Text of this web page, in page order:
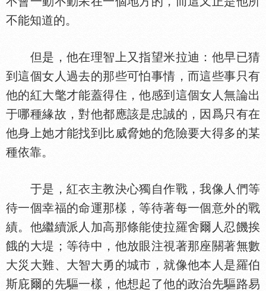
不能知道的。
但是，他在理智上又指望米拉迪：他早已猜
到這個女人過去的那些可怕事情，而這些事只有
他的紅大氅才能蓋得住，他感到這個女人無論出
于哪種緣故，對他都應該是忠誠的，因爲只有在
他身上她才能找到比威脅她的危險要大得多的某
種依靠。
于是，紅
主教決心獨自作戰，我像人們等
待一個幸福的命運那樣，等待著每一個意外的戰
績。他繼續派人加高那條能使拉羅舍爾人忍饑挨
餓的大堤；等待中，他放眼注視著那座關著無數
大災大難、大智大勇的城市，就像他本人是羅伯
斯庇爾的先驅一樣，他想起了他的政治先驅路易